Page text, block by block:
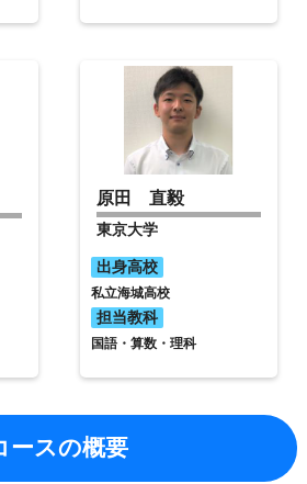
原田 直毅
東京大学
出身高校
私立海城高校
担当教科
国語・算数・理科
ースの概要